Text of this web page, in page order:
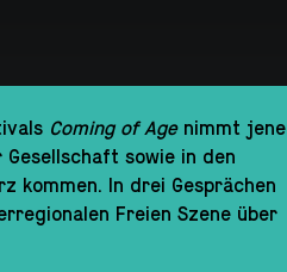
Coming of Agenimmt jene
sowie in den
kommen. In drei Gesprächen
Freien Szene über